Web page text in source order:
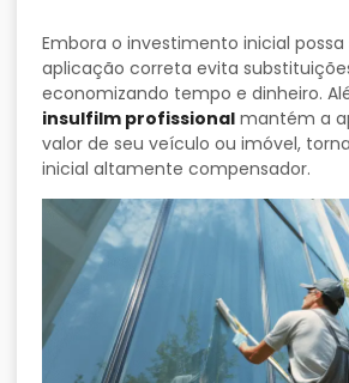
Embora o investimento inicial possa
aplicação correta evita
economizando tempo e dinheiro.
insulfilm profissional mantém a
valor de seu veículo ou imóvel,
inicial altamente compensador.